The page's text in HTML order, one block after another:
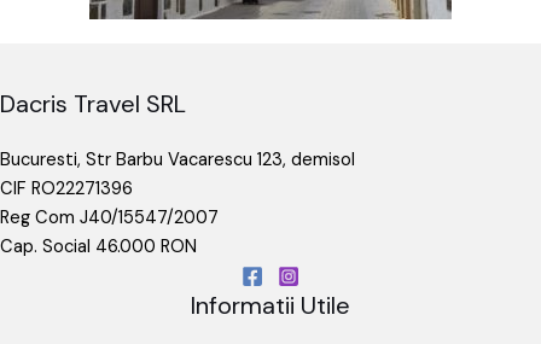
Dacris Travel SRL
Bucuresti, Str Barbu Vacarescu 123, demisol
CIF RO22271396
Reg Com J40/15547/2007
Cap. Social 46.000 RON
Informatii Utile